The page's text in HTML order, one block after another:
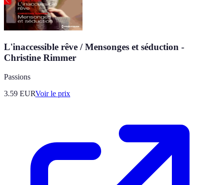
L'inaccessible rêve / Mensonges et séduction -
Christine Rimmer
Passions
3.59 EURVoir le prix